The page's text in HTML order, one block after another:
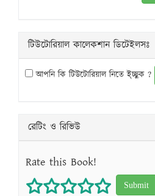
টিউটোরিয়াল কালেকশান ডিটেইলসঃ
আপনি কি টিউটোরিয়াল নিতে ই্চ্ছুক ?
রেটিং ও রিভিউ
Rate this Book!
5 stars
4 stars
3 stars
2 stars
1 star